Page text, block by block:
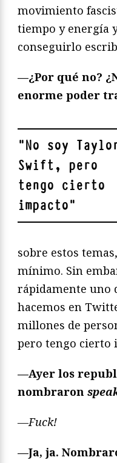
movimiento
tiempo y energía
conseguirlo
—¿Por qué no?
enorme poder
"No soy
Swift, pero
tengo cierto
impacto"
sobre estos
mínimo. Sin
rápidamente uno
hacemos en
millones de
pero tengo cierto
—Ayer los
nombraron
—Fuck!
—Ja, ja.